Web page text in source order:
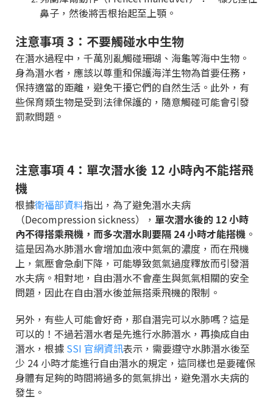
鼻子，然後將舌根抬起至上顎。
注意事項 3：不要觸碰水中生物
在潛水過程中，千萬別亂觸碰珊瑚、海龜等海中生物。
身為潛水者，應該以尊重和保護海洋生物為首要任務，
保持適當的距離，避免干擾它們的自然生活。此外，有
些保育類生物是受到法律保護的，隨意觸碰可能會引發
罰款問題。
注意事項 4：單次潛水後 12 小時內不能搭飛
機
根據衛福部資料指出，為了避免潛水夫病
（Decompression sickness）， 單次潛水後的 12 小時
內不得搭乘飛機，而多次潛水則要隔 24 小時才能搭機 。
這是因為水肺潛水會增加血液中氮氣的濃度，而在飛機
上，氣壓會急劇下降，可能導致氮氣過度釋放而引發潛
水夫病。相對地，自由潛水不會產生與氮氣相關的安全
問題，因此在自由潛水後並無搭乘飛機的限制。
另外，有些人可能會好奇，那自潛完可以水肺嗎？這是
可以的！不過若潛水者是先進行水肺潛水，再換成自由
潛水，根據 SSI 官網資訊表示，需要遵守水肺潛水後至
少 24 小時才能進行自由潛水的規定，這同樣也是要確保
身體有足夠的時間將過多的氮氣排出，避免潛水夫病的
發生。